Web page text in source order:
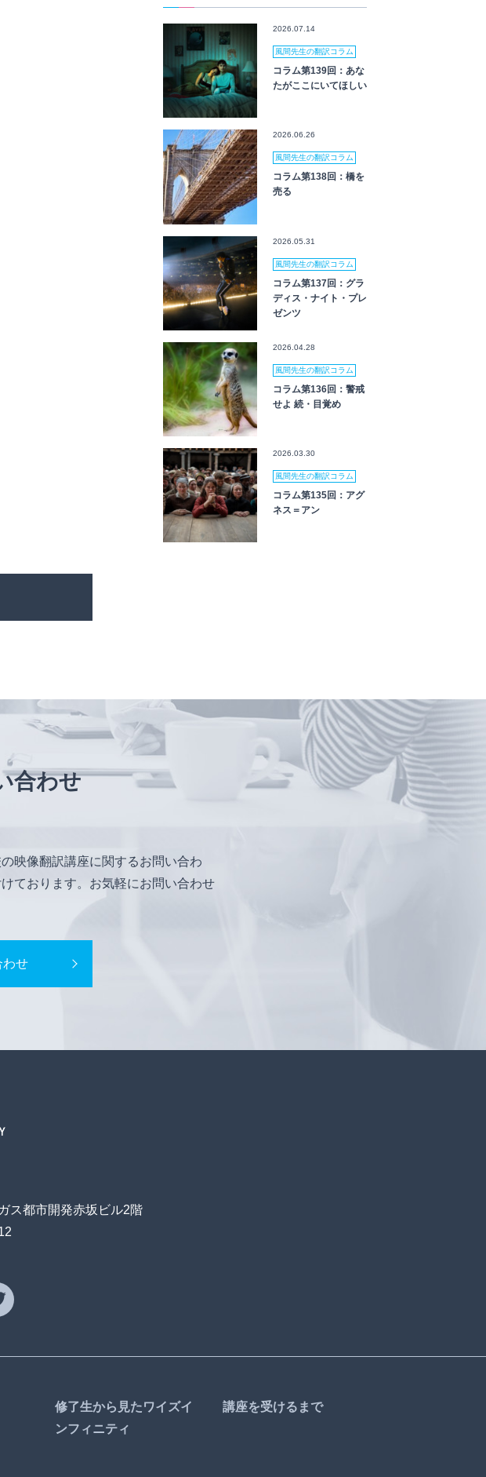
2026.07.14
風間先生の翻訳コラム
コラム第139回：あな
たがここにいてほしい
2026.06.26
風間先生の翻訳コラム
コラム第138回：橋を
売る
2026.05.31
風間先生の翻訳コラム
コラム第137回：グラ
ディス・ナイト・プレ
ゼンツ
2026.04.28
風間先生の翻訳コラム
コラム第136回：警戒
せよ 続・目覚め
2026.03.30
風間先生の翻訳コラム
コラム第135回：アグ
ネス＝アン
合わせ
映像翻訳講座に関するお問い合わ
ております。お気軽にお問い合わせ
わせ
ス都市開発赤坂ビル2階
修了生から見たワイズイ
ンフィニティ
講座を受けるまで